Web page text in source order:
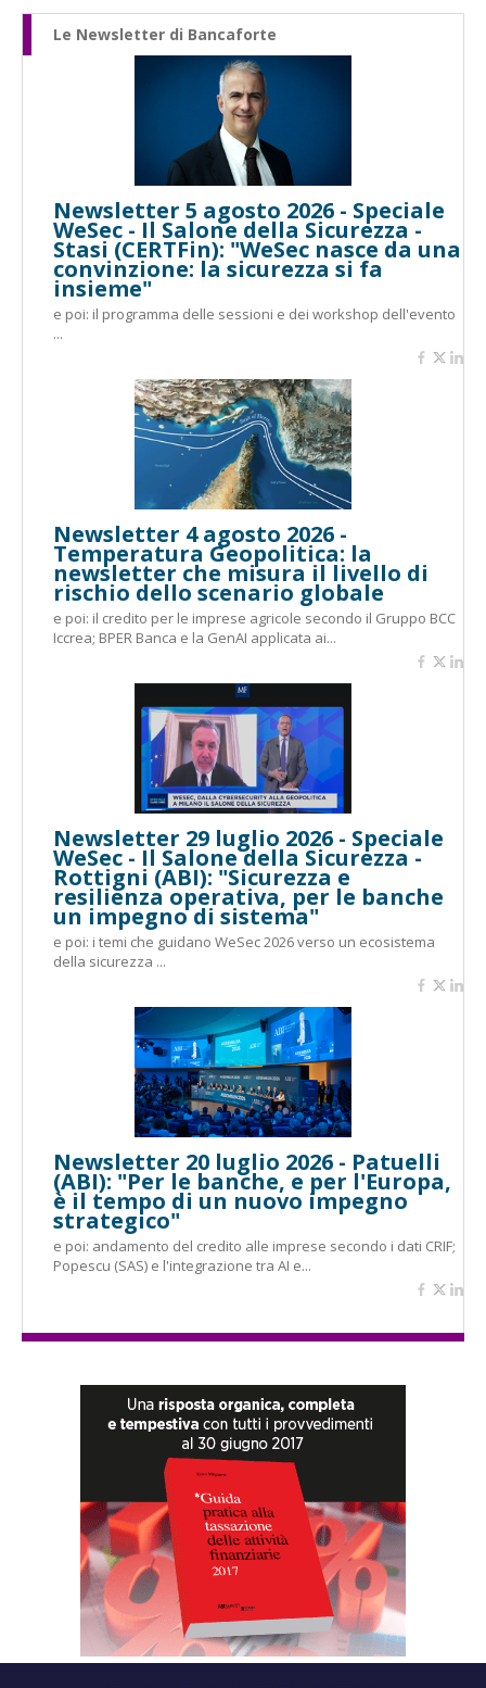
Le Newsletter di Bancaforte
Newsletter 5 agosto 2026 - Speciale
WeSec - Il Salone della Sicurezza -
Stasi (CERTFin): "WeSec nasce da una
convinzione: la sicurezza si fa
insieme"
e poi: il programma delle sessioni e dei workshop dell'evento
...
Newsletter 4 agosto 2026 -
Temperatura Geopolitica: la
newsletter che misura il livello di
rischio dello scenario globale
e poi: il credito per le imprese agricole secondo il Gruppo BCC
Iccrea; BPER Banca e la GenAI applicata ai...
Newsletter 29 luglio 2026 - Speciale
WeSec - Il Salone della Sicurezza -
Rottigni (ABI): "Sicurezza e
resilienza operativa, per le banche
un impegno di sistema"
e poi: i temi che guidano WeSec 2026 verso un ecosistema
della sicurezza ...
Newsletter 20 luglio 2026 - Patuelli
(ABI): "Per le banche, e per l'Europa,
è il tempo di un nuovo impegno
strategico"
e poi: andamento del credito alle imprese secondo i dati CRIF;
Popescu (SAS) e l'integrazione tra AI e...